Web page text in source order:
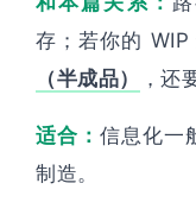
存；若你的 WIP
（半成品）
，还
适合：信息化一
制造。